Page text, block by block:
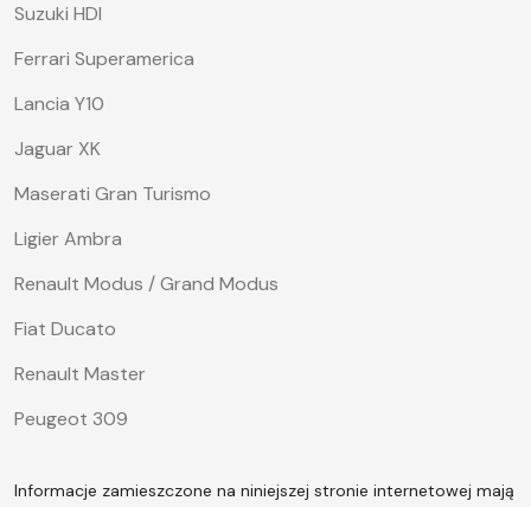
Suzuki HDI
Ferrari Superamerica
Lancia Y10
Jaguar XK
Maserati Gran Turismo
Ligier Ambra
Renault Modus / Grand Modus
Fiat Ducato
Renault Master
Peugeot 309
Informacje zamieszczone na niniejszej stronie internetowej mają